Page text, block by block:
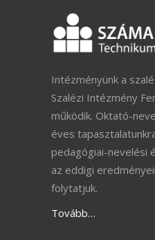
Intézményünk a
Szalézi Intézmény
működik. Oktató-
éves
pedagógiai-nevelési
az eddigi
folytatjuk.
Tovább…